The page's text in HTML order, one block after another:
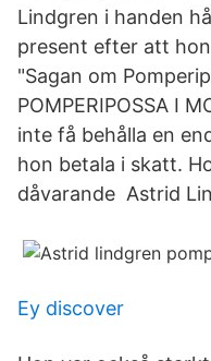
Lindgren i handen
present efter att
"Sagan om
POMPERIPOSSA I
inte få behålla en
hon betala i skatt.
dåvarande Astrid
Ey discover